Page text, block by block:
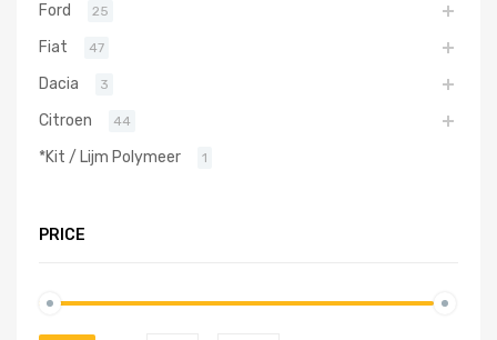
Ford 25
Fiat 47
Dacia 3
Citroen 44
*Kit / Lijm Polymeer 1
PRICE